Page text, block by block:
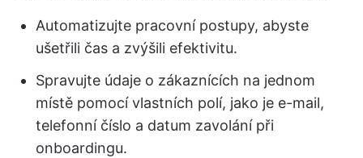
Automatizujte pracovní postupy, abyste
ušetřili čas a zvýšili efektivitu.
Spravujte údaje o zákaznících na jednom
místě pomocí vlastních polí, jako je e-mail,
telefonní číslo a datum zavolání při
onboardingu.